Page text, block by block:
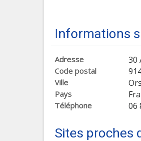
Informations
Adresse 30
Code postal
Ville
Pays
Téléphone 06
Sites proches